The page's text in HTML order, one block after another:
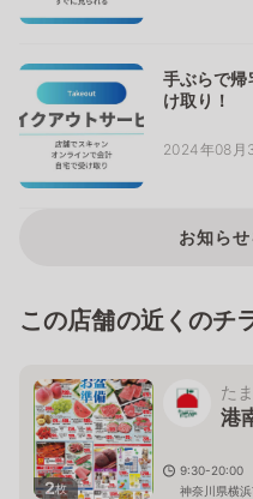
手ぶらで帰
け取り！
2024年08月
お知ら
この店舗の近くのチ
2枚
た
港
9:30-20:00
神奈川県横